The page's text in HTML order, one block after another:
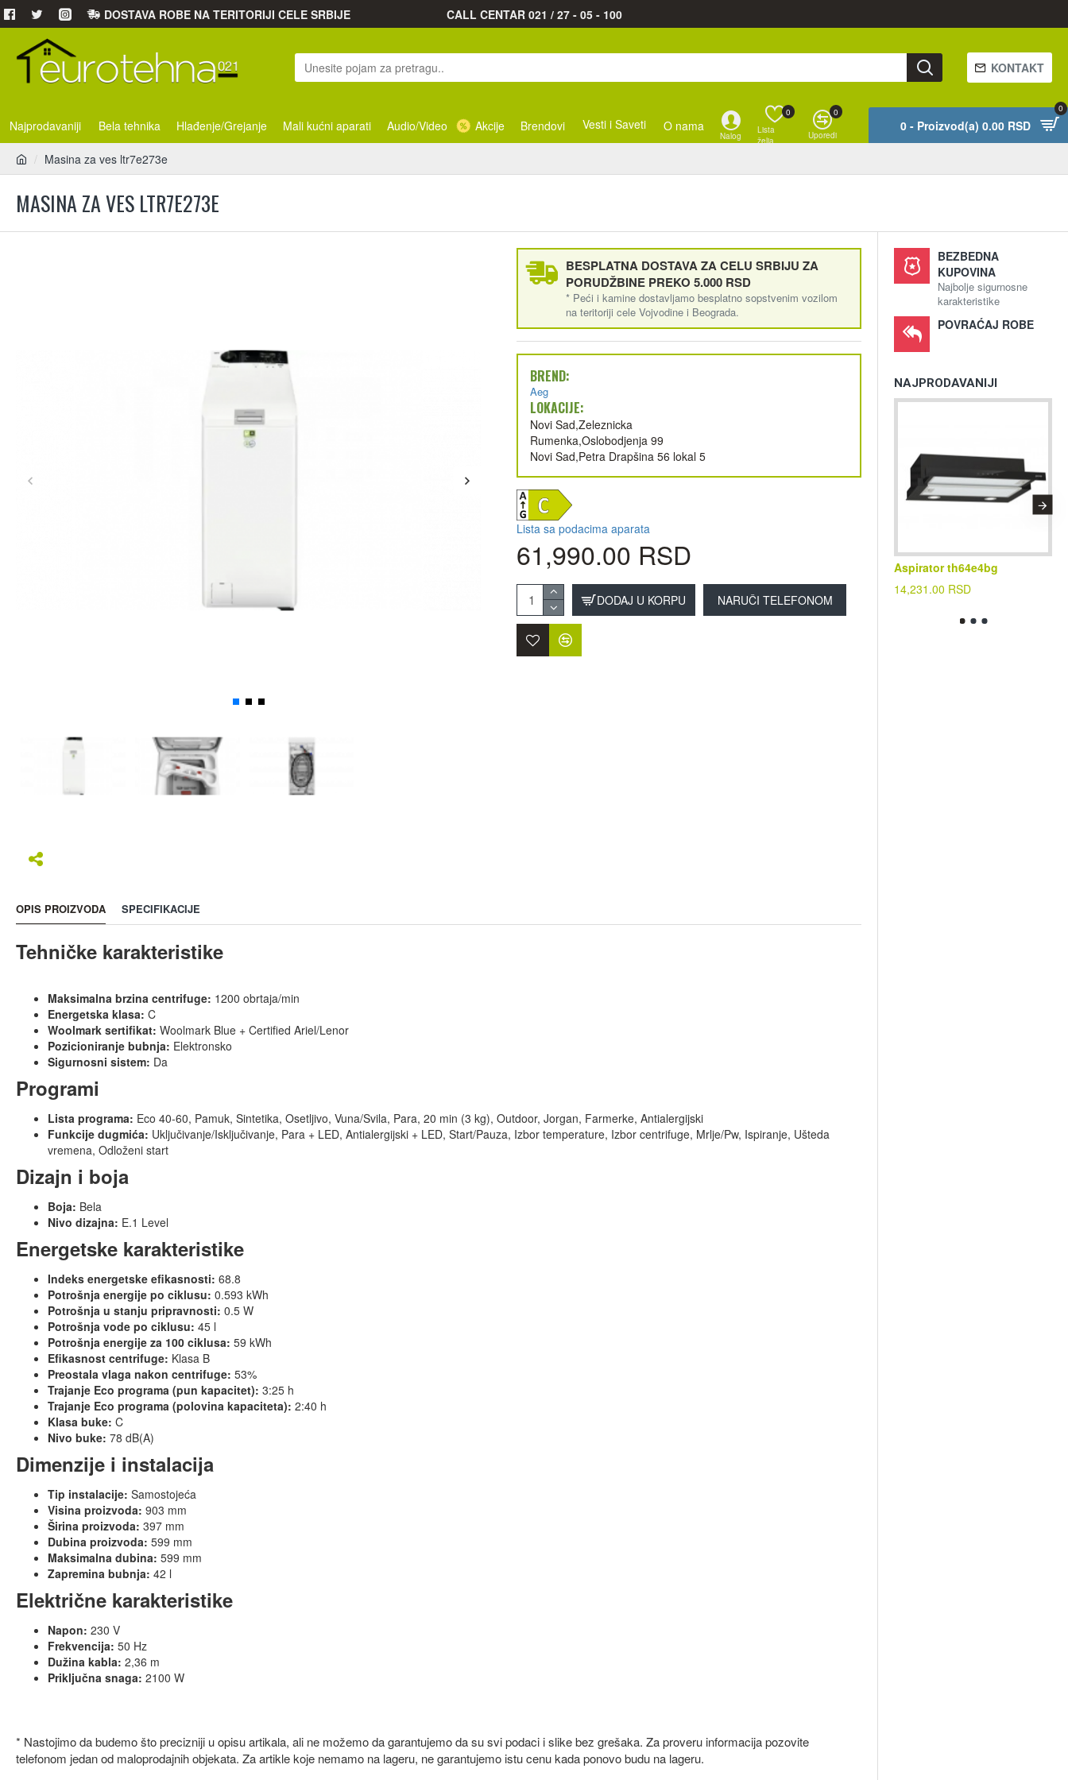
DOSTAVA ROBE NA TERITORIJI CELE SRBIJE CALL CENTAR 021 / 27 - 05 - 100
KONTAKT
Najprodavaniji Bela tehnika Hlađenje/Grejanje Mali kućni aparati Audio/Video Akcije Brendovi Vesti i Saveti O nama
Nalog
Lista
želja
0
Uporedi
0
0 - Proizvod(a) 0.00 RSD
0
Masina za ves ltr7e273e
MASINA ZA VES LTR7E273E
BESPLATNA DOSTAVA ZA CELU SRBIJU ZA
PORUDŽBINE PREKO 5.000 RSD
* Peći i kamine dostavljamo besplatno sopstvenim vozilom
na teritoriji cele Vojvodine i Beograda.
BREND:
Aeg
LOKACIJE:
Novi Sad,Zeleznicka
Rumenka,Oslobodjenja 99
Novi Sad,Petra Drapšina 56 lokal 5
Lista sa podacima aparata
61,990.00 RSD
DODAJ U KORPU NARUČI TELEFONOM
OPIS PROIZVODA SPECIFIKACIJE
Tehničke karakteristike
Maksimalna brzina centrifuge: 1200 obrtaja/min
Energetska klasa: C
Woolmark sertifikat: Woolmark Blue + Certified Ariel/Lenor
Pozicioniranje bubnja: Elektronsko
Sigurnosni sistem: Da
Programi
Lista programa: Eco 40-60, Pamuk, Sintetika, Osetljivo, Vuna/Svila, Para, 20 min (3 kg), Outdoor, Jorgan, Farmerke, Antialergijski
Funkcije dugmića: Uključivanje/Isključivanje, Para + LED, Antialergijski + LED, Start/Pauza, Izbor temperature, Izbor centrifuge, Mrlje/Pw, Ispiranje, Ušteda
vremena, Odloženi start
Dizajn i boja
Boja: Bela
Nivo dizajna: E.1 Level
Energetske karakteristike
Indeks energetske efikasnosti: 68.8
Potrošnja energije po ciklusu: 0.593 kWh
Potrošnja u stanju pripravnosti: 0.5 W
Potrošnja vode po ciklusu: 45 l
Potrošnja energije za 100 ciklusa: 59 kWh
Efikasnost centrifuge: Klasa B
Preostala vlaga nakon centrifuge: 53%
Trajanje Eco programa (pun kapacitet): 3:25 h
Trajanje Eco programa (polovina kapaciteta): 2:40 h
Klasa buke: C
Nivo buke: 78 dB(A)
Dimenzije i instalacija
Tip instalacije: Samostojeća
Visina proizvoda: 903 mm
Širina proizvoda: 397 mm
Dubina proizvoda: 599 mm
Maksimalna dubina: 599 mm
Zapremina bubnja: 42 l
Električne karakteristike
Napon: 230 V
Frekvencija: 50 Hz
Dužina kabla: 2,36 m
Priključna snaga: 2100 W
* Nastojimo da budemo što precizniji u opisu artikala, ali ne možemo da garantujemo da su svi podaci i slike bez grešaka. Za proveru informacija pozovite
telefonom jedan od maloprodajnih objekata. Za artikle koje nemamo na lageru, ne garantujemo istu cenu kada ponovo budu na lageru.
BEZBEDNA
KUPOVINA
Najbolje sigurnosne
karakteristike
POVRAĆAJ ROBE
NAJPRODAVANIJI
Aspirator th64e4bg
14,231.00 RSD